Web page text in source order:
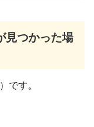
見つかった場
です。